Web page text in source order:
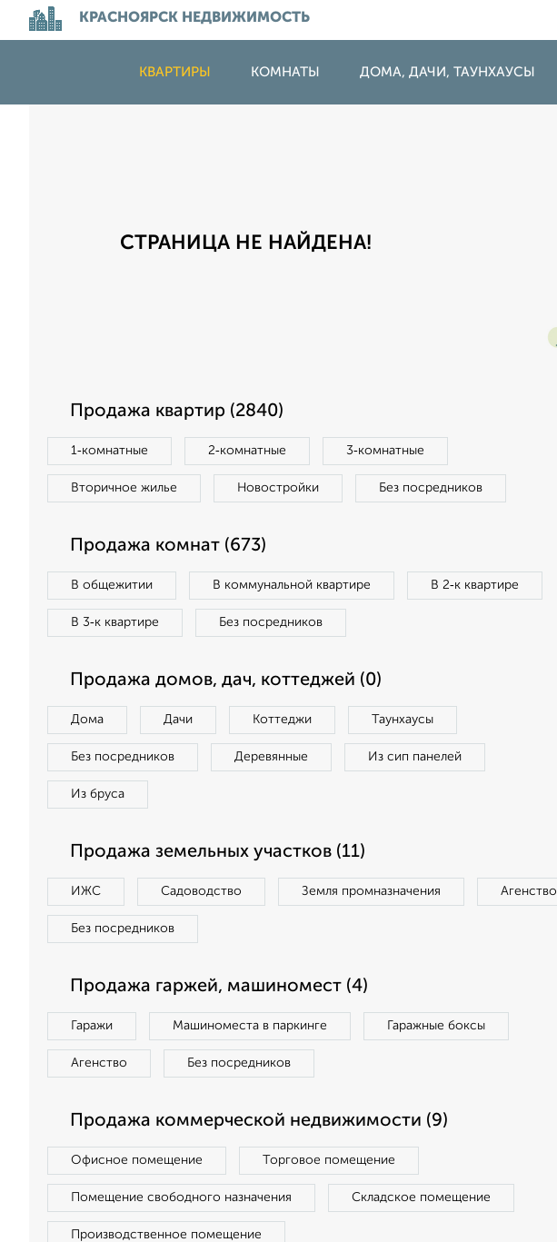
КРАСНОЯРСК НЕДВИЖИМОСТЬ
КВАРТИРЫ КОМНАТЫ ДОМА, ДАЧИ, ТАУНХАУСЫ
СТРАНИЦА НЕ НАЙДЕНА!
Продажа квартир (2840)
1‑комнатные 2‑комнатные 3‑комнатные
Вторичное жилье Новостройки Без посредников
Продажа комнат (673)
В общежитии В коммунальной квартире В 2‑к квартире
В 3‑к квартире Без посредников
Продажа домов, дач, коттеджей (0)
Дома Дачи Коттеджи Таунхаусы
Без посредников Деревянные Из сип панелей
Из бруса
Продажа земельных участков (11)
ИЖС Садоводство Земля промназначения Агенство
Без посредников
Продажа гаржей, машиномест (4)
Гаражи Машиноместа в паркинге Гаражные боксы
Агенство Без посредников
Продажа коммерческой недвижимости (9)
Офисное помещение Торговое помещение
Помещение свободного назначения Складское помещение
Производственное помещение